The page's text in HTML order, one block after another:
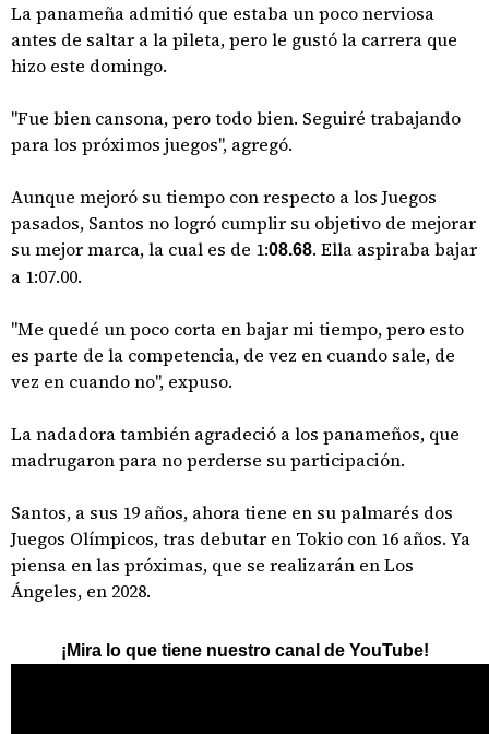
La panameña admitió que estaba un poco nerviosa
antes de saltar a la pileta, pero le gustó la carrera que
hizo este domingo.
"Fue bien cansona, pero todo bien. Seguiré trabajando
para los próximos juegos", agregó.
Aunque mejoró su tiempo con respecto a los Juegos
pasados, Santos no logró cumplir su objetivo de mejorar
su mejor marca, la cual es de 1:08.68. Ella aspiraba bajar
a 1:07.00.
"Me quedé un poco corta en bajar mi tiempo, pero esto
es parte de la competencia, de vez en cuando sale, de
vez en cuando no", expuso.
La nadadora también agradeció a los panameños, que
madrugaron para no perderse su participación.
Santos, a sus 19 años, ahora tiene en su palmarés dos
Juegos Olímpicos, tras debutar en Tokio con 16 años. Ya
piensa en las próximas, que se realizarán en Los
Ángeles, en 2028.
¡Mira lo que tiene nuestro canal de YouTube!